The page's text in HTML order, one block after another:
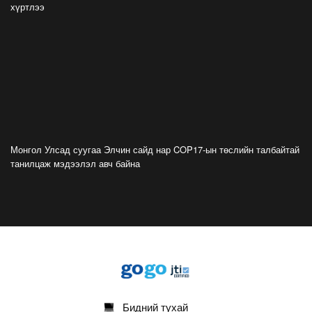
2026-07-20
Б.Орхонбаяр
хүртлээ
Монгол Улсад суугаа Элчин сайд нар COP17-ын төслийн талбайтай
танилцаж мэдээлэл авч байна
Бидний тухай